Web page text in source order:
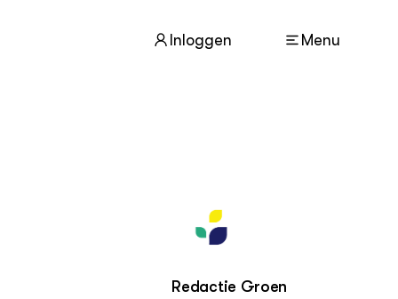
Inloggen Menu
Columns & BlogsRedactie Groen